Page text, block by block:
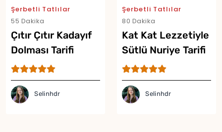
Şerbetli Tatlılar
55 Dakika
Çıtır Çıtır Kadayıf
Dolması Tarifi
Selinhdr
Şerbetli Tatlılar
80 Dakika
Kat Kat Lezzetiyle
Sütlü Nuriye Tarifi
Selinhdr